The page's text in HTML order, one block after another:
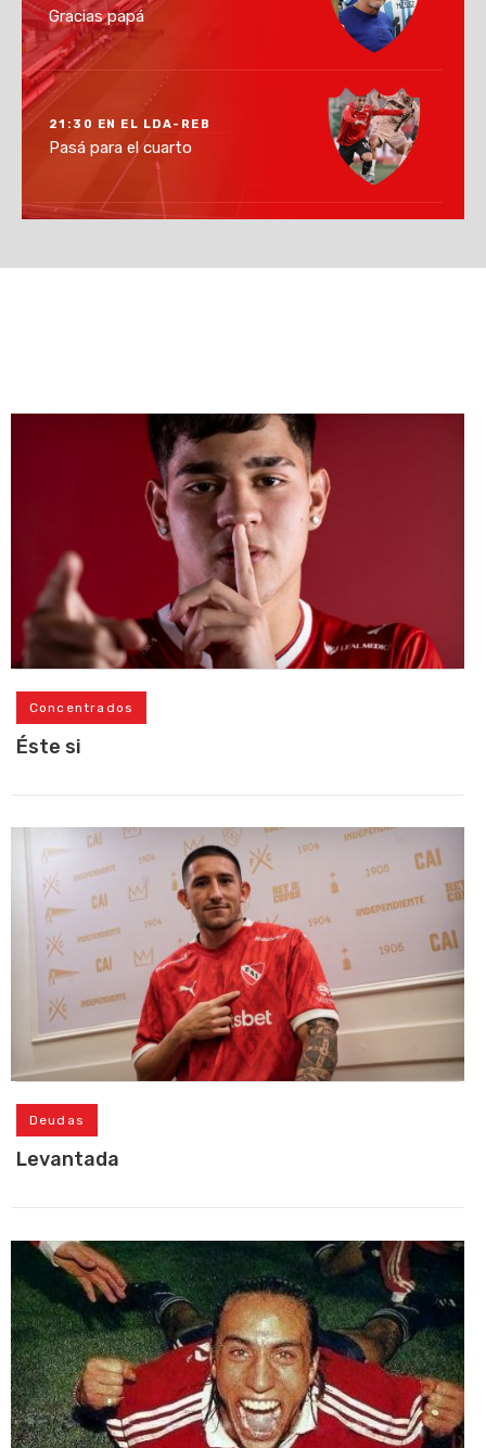
Gracias papá
21:30 EN EL LDA-REB
Pasá para el cuarto
Concentrados
Éste si
Deudas
Levantada